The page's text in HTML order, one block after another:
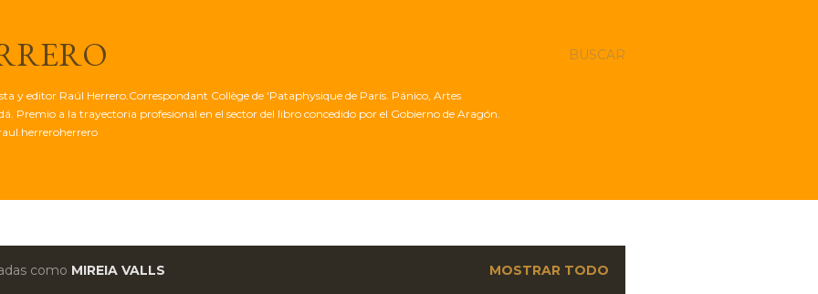
BUSCAR
y editor Raúl Herrero.Correspondant Collège de 'Pataphysique de París. Pánico, Artes
Premio a la trayectoria profesional en el sector del libro concedido por el Gobierno de Aragón.
como MIREIA VALLS MOSTRAR TODO